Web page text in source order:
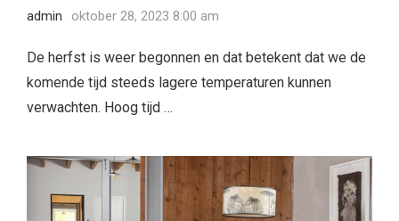
admin oktober 28, 2023 8:00 am
De herfst is weer begonnen en dat betekent dat we de
komende tijd steeds lagere temperaturen kunnen
verwachten. Hoog tijd …